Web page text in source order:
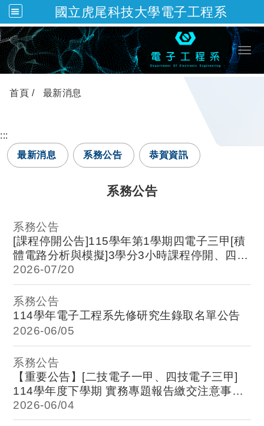
國立虎尾科技大學電子工程系
跳到主要內容
首頁 最新消息
:::
最新消息
系務公告 恭賀資訊
系務公告
系務公告
[課程停開公告]115學年第1學期四電子三甲[積
體電路分析與模擬]3學分3小時課程停開、四電
子三攜[積體電路分析與模擬]3學分3小時課程
停開，請各位同學轉知，謝謝!
2026-07/20
系務公告
114學年電子工程系先修研究生錄取名單公告
2026-06/05
系務公告
【重要公告】[二技電子一甲、四技電子三甲]
114學年度下學期 實務專題報告繳交注意事
項，請於期末考週
下午 17：00 前完成線上表單填報與實體資料
2026-06/04